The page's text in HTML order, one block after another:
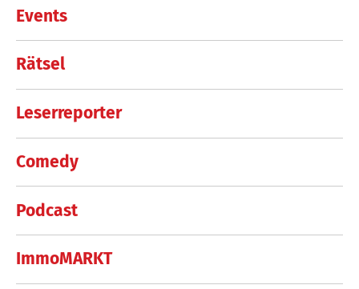
Events
Rätsel
Leserreporter
Comedy
Podcast
ImmoMARKT